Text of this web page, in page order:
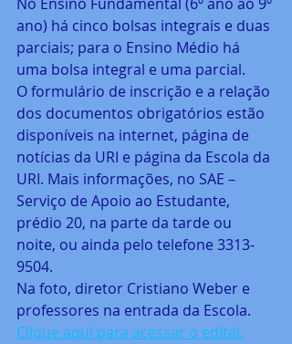
No Ensino Fundamental (6º ano ao 9º
ano) há cinco bolsas integrais e duas
parciais; para o Ensino Médio há
uma bolsa integral e uma parcial.
O formulário de inscrição e a relação
dos documentos obrigatórios estão
disponíveis na internet, página de
notícias da URI e página da Escola da
URI. Mais informações, no SAE –
Serviço de Apoio ao Estudante,
prédio 20, na parte da tarde ou
noite, ou ainda pelo telefone 3313-
9504.
Na foto, diretor Cristiano Weber e
professores na entrada da Escola.
Clique aqui para acessar o edital.